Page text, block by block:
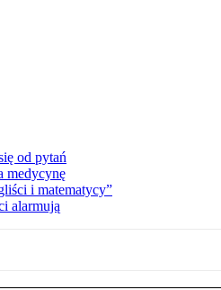
od pytań
medycynę
i matematycy”
alarmują